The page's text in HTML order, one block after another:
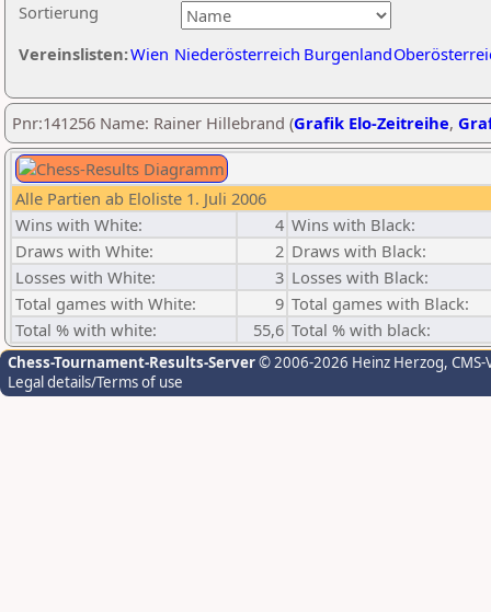
Sortierung
Vereinslisten:Wien Niederösterreich Burgenland
Pnr:141256 Name: Rainer Hillebrand (Grafik Elo-Zeitreihe,
Alle Partien ab Eloliste 1. Juli 2006
Wins with White:
4 Wins with Black:
Draws with White:
2 Draws with Black:
Losses with White:
3 Losses with Black:
Total games with White:
9 Total games with Black:
Total % with white:
55,6 Total % with black:
Chess-Tournament-Results-Server© 2006-2026 Heinz Herzog,
Legal details/Terms of use